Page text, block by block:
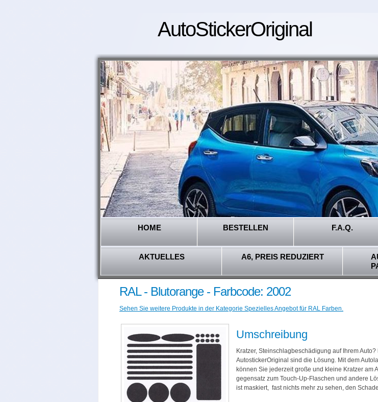
AutoStickerOriginal
HOME BESTELLEN F.A.Q.
AKTUELLES A6, PREIS REDUZIERT
RAL - Blutorange - Farbcode: 2002
Sehen Sie weitere Produkte in der Kategorie Spezielles Angebot für RAL Farben.
Umschreibung
Kratzer, Steinschlagbeschädigung auf Ihrem
AutostickerOriginal sind die Lösung. Mit dem
können Sie jederzeit große und kleine Kratzer am
gegensatz zum Touch-Up-Flaschen und andere
ist maskiert, fast nichts mehr zu sehen, den